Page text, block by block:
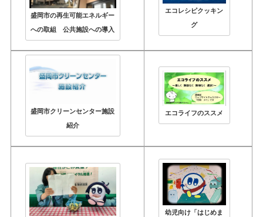
盛岡市の再生可能エネルギー
への取組 公共施設への導入
エコレシピクッキン
グ
盛岡市クリーンセンター施設
紹介
エコライフのススメ
幼児向け「はじめま